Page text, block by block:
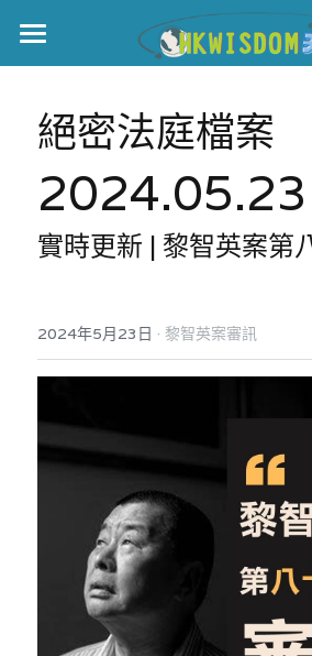
主頁
世界盃
伊美戰爭
黎智英案
美西媒體謊言實錄
宏福‧革新
宏福苑聽證會
宏福火災正視聽
記錄．宏福苑火災
港聞
中國
國際
反華推手你要知
反華推手懶人包
民主派騙案十式
KOL 專欄
林淑芳專欄
絕密法庭檔案
絕密法庭檔案
2024.05.23
實時更新 | 黎智英案第
2024年5月23日 · 黎智英案審訊